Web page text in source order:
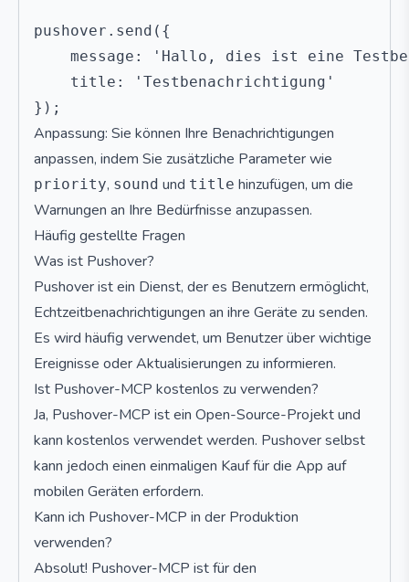
pushover.send({
message: 'Hallo, dies ist eine
    title: 'Testbenachrichtigung'
Anpassung: Sie können Ihre Benachrichtigungen
anpassen, indem Sie zusätzliche Parameter wie
priority, sound und title hinzufügen, um die
Warnungen an Ihre Bedürfnisse anzupassen.
Häufig gestellte Fragen
Was ist Pushover?
Pushover ist ein Dienst, der es Benutzern ermöglicht,
Echtzeitbenachrichtigungen an ihre Geräte zu senden.
Es wird häufig verwendet, um Benutzer über wichtige
Ereignisse oder Aktualisierungen zu informieren.
Ist Pushover-MCP kostenlos zu verwenden?
Ja, Pushover-MCP ist ein Open-Source-Projekt und
kann kostenlos verwendet werden. Pushover selbst
kann jedoch einen einmaligen Kauf für die App auf
mobilen Geräten erfordern.
Kann ich Pushover-MCP in der Produktion
verwenden?
Absolut! Pushover-MCP ist für den